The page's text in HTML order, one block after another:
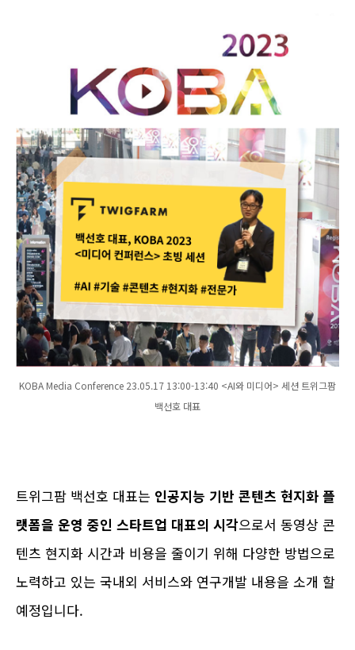
KOBA Media Conference 23.05.17 13:00-13:40 <AI와 미디어> 세션 트위그팜
백선호 대표
트위그팜 백선호 대표는 인공지능 기반 콘텐츠 현지화 플
랫폼을 운영 중인 스타트업 대표의 시각으로서 동영상 콘
텐츠 현지화 시간과 비용을 줄이기 위해 다양한 방법으로
노력하고 있는 국내외 서비스와 연구개발 내용을 소개 할
예정입니다.